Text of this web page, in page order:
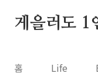
게을러도 1
홈 Life